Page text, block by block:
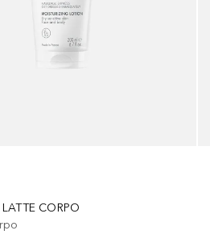
CORPO